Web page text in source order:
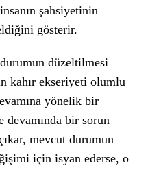
şahsiyetinin
gösterir.
düzeltilmesi
kahır ekseriyeti olumlu
yönelik bir
bir sorun
mevcut durumun
için isyan ederse, o